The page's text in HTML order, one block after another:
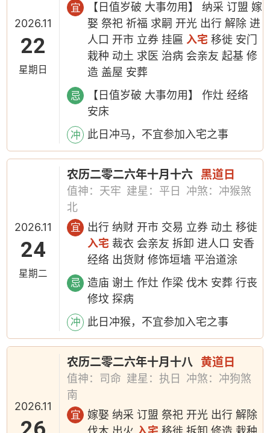
2026.11
22
星期日
宜
【日值岁破 大事勿用】 纳采 订盟 嫁
娶 祭祀 祈福 求嗣 开光 出行 解除 进
人口 开市 立券 挂匾入宅 移徙 安门
栽种 动土 求医 治病 会亲友 起基 修
造 盖屋 安葬
忌
【日值岁破 大事勿用】 作灶 经络
安床
冲 此日冲马，不宜参加入宅之事
2026.11
24
星期二
农历二零二六年十月十六 黑道日
值神：天牢 建星：平日
冲煞：冲猴煞
北
宜
出行 纳财 开市 交易 立券 动土 移徙
入宅 裁衣 会亲友 拆卸 进人口 安香
经络 出货财 修饰垣墙 平治道涂
忌
造庙 谢土 作灶 作梁 伐木 安葬 行丧
修坟 探病
冲 此日冲猴，不宜参加入宅之事
2026.11
农历二零二六年十月十八 黄道日
值神：司命 建星：执日
冲煞：冲狗煞
南
宜
嫁娶 纳采 订盟 祭祀 开光 出行 解除